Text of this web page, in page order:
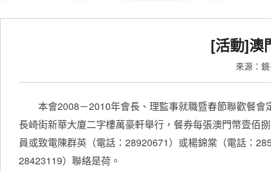
[活動]澳
來源：
本會2008－2010年會長、理監事就職暨春節聯歡餐會
長崎街新華大廈二字樓萬豪軒舉行，餐券每張澳門幣壹佰
員或致電陳群英（電話：28920671）或楊錦棠（電話：
28423119）聯絡是荷。